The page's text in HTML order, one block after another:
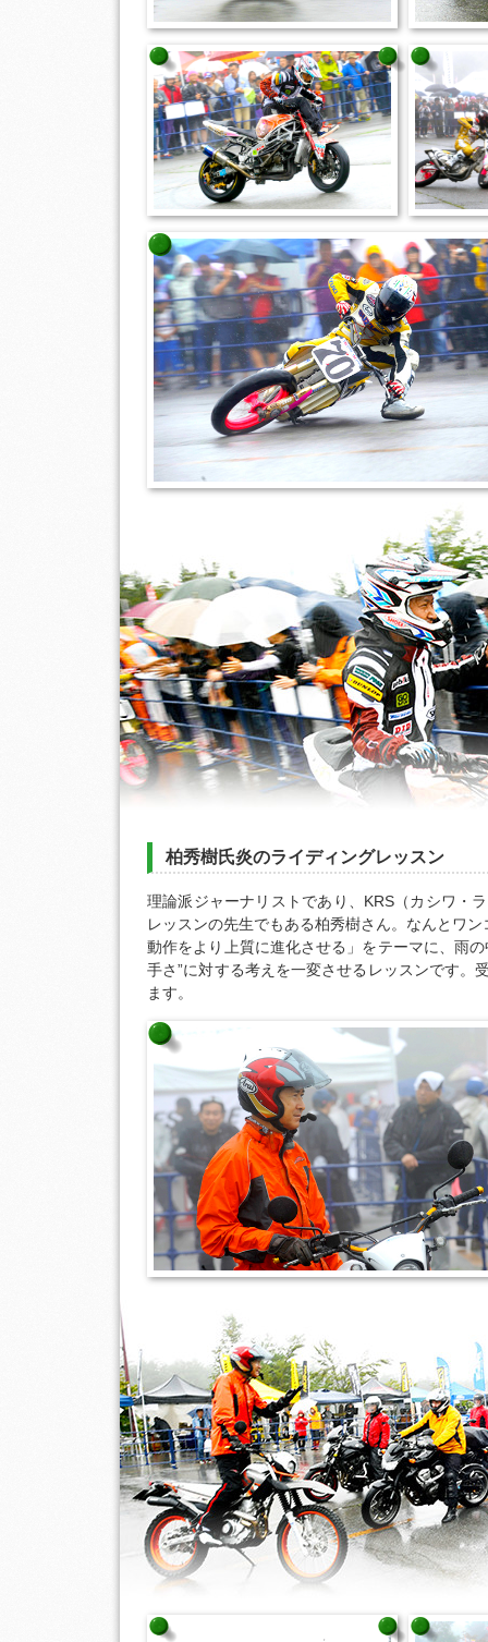
柏秀樹氏炎のライディングレッスン
理論派ジャーナリストであり、KRS（カシワ・
レッスンの先生でもある柏秀樹さん。なんとワ
動作をより上質に進化させる」をテーマに、雨
手さ”に対する考えを一変させるレッスンです。
ます。